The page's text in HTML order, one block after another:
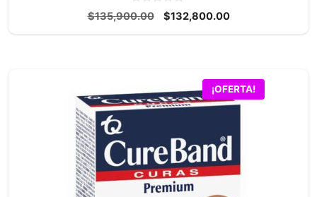
0
d
$135,900.00
El
$132,800.00El
¡OFERTA!